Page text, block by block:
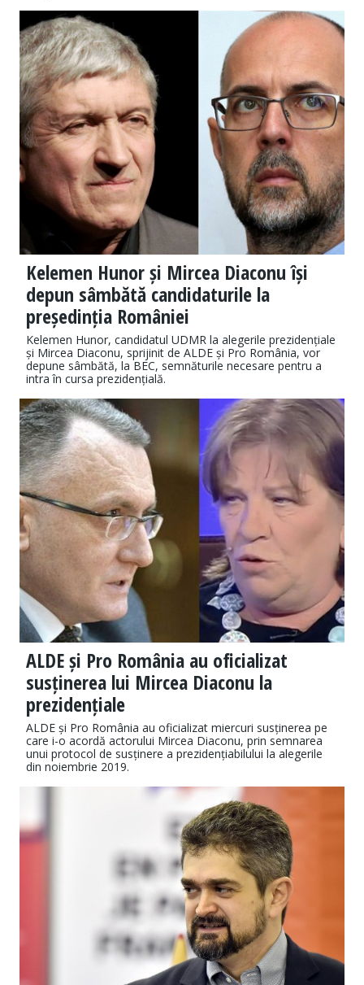
Kelemen Hunor și Mircea Diaconu își
depun sâmbătă candidaturile la
președinția României
Kelemen Hunor, candidatul UDMR la alegerile prezidențiale
și Mircea Diaconu, sprijinit de ALDE și Pro România, vor
depune sâmbătă, la BEC, semnăturile necesare pentru a
intra în cursa prezidențială.
ALDE și Pro România au oficializat
susținerea lui Mircea Diaconu la
prezidențiale
ALDE și Pro România au oficializat miercuri susținerea pe
care i-o acordă actorului Mircea Diaconu, prin semnarea
unui protocol de susținere a prezidențiabilului la alegerile
din noiembrie 2019.